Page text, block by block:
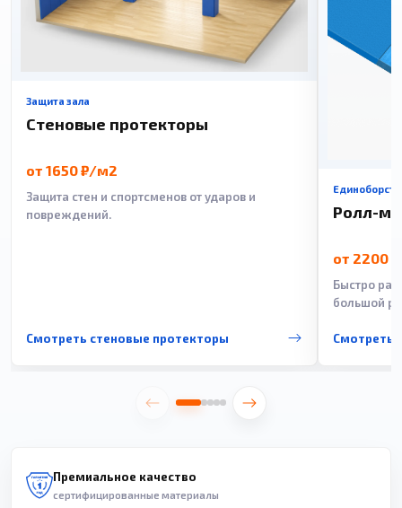
Защита зала
Стеновые протекторы
от 1650 ₽/м2
Защита стен и спортсменов от ударов и
повреждений.
Смотреть стеновые протекторы
Ролл-
от 2200
Быстро
большой
Смотреть
Премиальное качество
сертифицированные материалы